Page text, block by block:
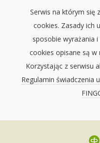
Serwis na którym się
cookies. Zasady ich
sposobie wyrażania
cookies opisane są w
Korzystając z serwisu
Regulamin świadczenia